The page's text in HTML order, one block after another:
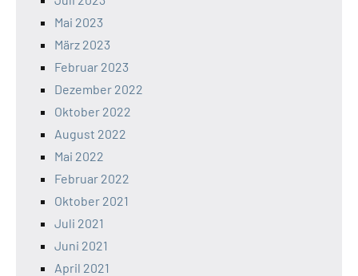
Mai 2023
März 2023
Februar 2023
Dezember 2022
Oktober 2022
August 2022
Mai 2022
Februar 2022
Oktober 2021
Juli 2021
Juni 2021
April 2021